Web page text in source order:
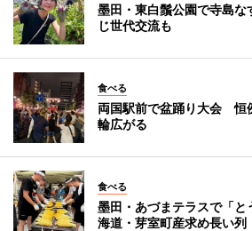
墨田・東白鬚公園で寺島
じ世代交流も
食べる
両国駅前で盆踊り大会 恒
輪広がる
食べる
墨田・あづまテラスで「
海道・芽室町産求め長い列